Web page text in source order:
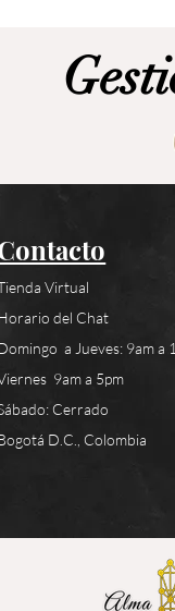
Virtual
del Chat
a Jueves: 9am a
9am a 5pm
Cerrado
D.C., Colombia